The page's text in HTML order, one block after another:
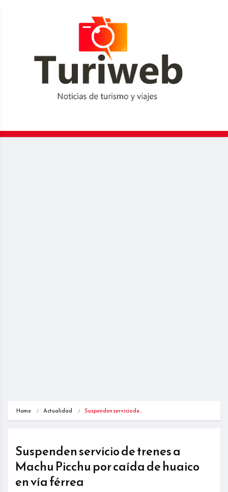
Home Actualidad Suspenden servicio de…
Suspenden servicio de trenes a
Machu Picchu por caída de huaico
en vía férrea